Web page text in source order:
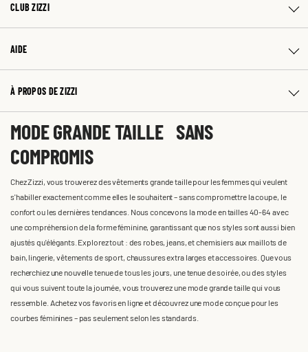
CLUB ZIZZI
AIDE
À PROPOS DE ZIZZI
MODE GRANDE TAILLE SANS
COMPROMIS
Chez Zizzi, vous trouverez des vêtements grande taille pour les femmes qui veulent
s'habiller exactement comme elles le souhaitent – sans compromettre la coupe, le
confort ou les dernières tendances. Nous concevons la mode en tailles 40-64 avec
une compréhension de la forme féminine, garantissant que nos styles sont aussi bien
ajustés qu'élégants. Explorez tout : des robes, jeans, et chemisiers aux maillots de
bain, lingerie, vêtements de sport, chaussures extra larges et accessoires. Que vous
recherchiez une nouvelle tenue de tous les jours, une tenue de soirée, ou des styles
qui vous suivent toute la journée, vous trouverez une mode grande taille qui vous
ressemble. Achetez vos favoris en ligne et découvrez une mode conçue pour les
courbes féminines – pas seulement selon les standards.